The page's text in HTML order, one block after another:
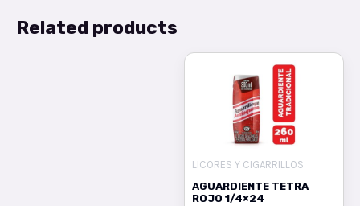
Related products
LICORES Y CIGARRILLOS
AGUARDIENTE TETRA
ROJO 1/4×24